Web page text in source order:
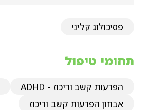
פסיכולוג קליני
תחומי טיפול
הפרעות קשב וריכוז - ADHD
אבחון הפרעות קשב וריכוז